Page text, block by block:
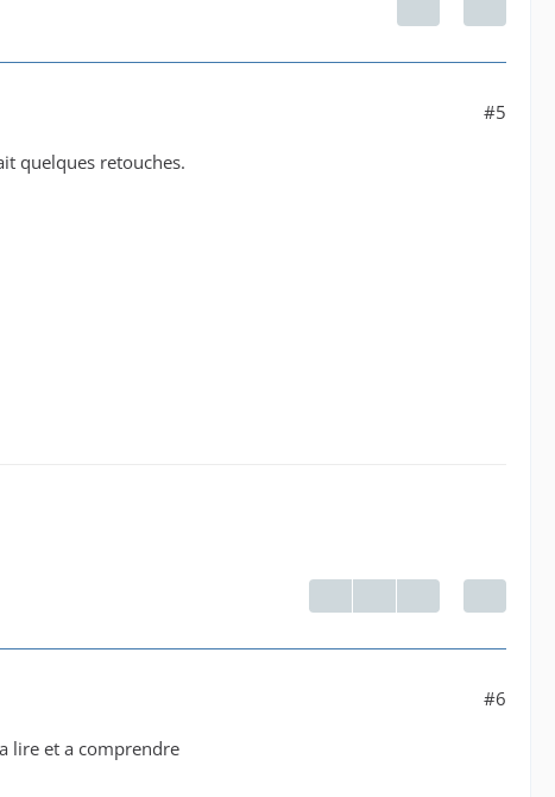
#5
quelques retouches.
#6
lire et a comprendre